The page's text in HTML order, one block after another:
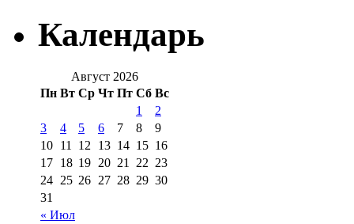
Календарь
Август 2026
Пн Вт Ср Чт Пт Сб Вс
« Июл
1
2
3
4 5 6 7 8
9
10 11 12 13 14 15 16
17 18 19 20 21 22 23
24 25 26 27 28 29 30
31